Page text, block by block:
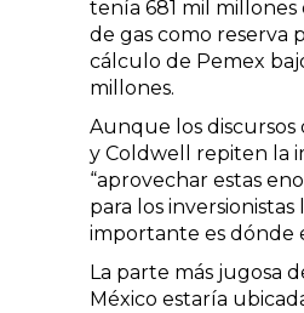
tenía 681 mil millones
de gas como reserva
cálculo de Pemex
millones.
Aunque los discursos
y Coldwell repiten la
“aprovechar estas
para los inversionistas
importante es dónde
La parte más jugosa
México estaría